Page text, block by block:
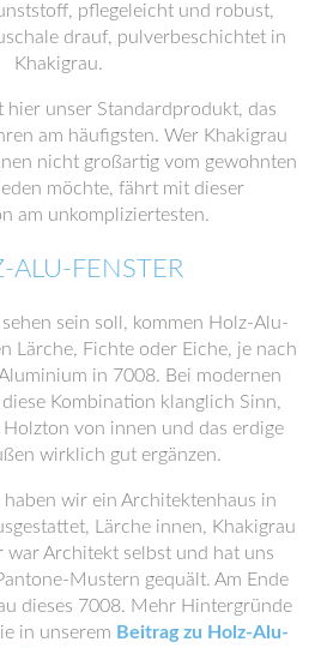
pflegeleicht und robust,
drauf, pulverbeschichtet in
Khakigrau.
unser Standardprodukt, das
am häufigsten. Wer Khakigrau
nicht großartig vom gewohnten
möchte, fährt mit dieser
am unkompliziertesten.
ALU-FENSTER
sein soll, kommen Holz-Alu-
Lärche, Fichte oder Eiche, je nach
in 7008. Bei modernen
Kombination klanglich Sinn,
von innen und das erdige
wirklich gut ergänzen.
haben wir ein Architektenhaus in
Lärche innen, Khakigrau
war Architekt selbst und hat uns
Mustern gequält. Am Ende
dieses 7008. Mehr Hintergründe
in unserem Beitrag zu Holz-Alu-